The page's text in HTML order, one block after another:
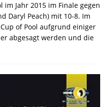
im Jahr 2015 im Finale gegen
Daryl Peach) mit 10-8. Im
of Pool aufgrund einiger
abgesagt werden und die